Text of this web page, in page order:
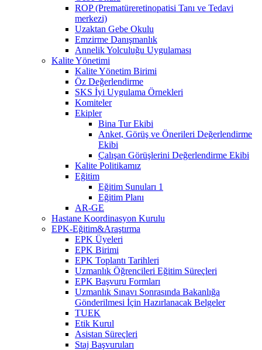
ROP (Prematüreretinopatisi Tanı ve Tedavi
merkezi)
Uzaktan Gebe Okulu
Emzirme Danışmanlık
Annelik Yolculuğu Uygulaması
Kalite Yönetimi
Kalite Yönetim Birimi
Öz Değerlendirme
SKS İyi Uygulama Örnekleri
Komiteler
Ekipler
Bina Tur Ekibi
Anket, Görüş ve Önerileri Değerlendirme
Ekibi
Çalışan Görüşlerini Değerlendirme Ekibi
Kalite Politikamız
Eğitim
Eğitim Sunuları 1
Eğitim Planı
AR-GE
Hastane Koordinasyon Kurulu
EPK-Eğitim&Araştırma
EPK Üyeleri
EPK Birimi
EPK Toplantı Tarihleri
Uzmanlık Öğrencileri Eğitim Süreçleri
EPK Başvuru Formları
Uzmanlık Sınavı Sonrasında Bakanlığa
Gönderilmesi İçin Hazırlanacak Belgeler
TUEK
Etik Kurul
Asistan Süreçleri
Staj Başvuruları